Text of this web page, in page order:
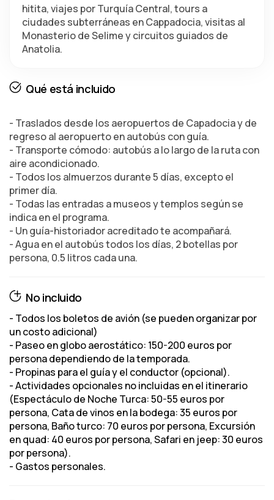
hitita, viajes por Turquía Central, tours a
ciudades subterráneas en Cappadocia, visitas al
Monasterio de Selime y circuitos guiados de
Anatolia.
Qué está incluido
- Traslados desde los aeropuertos de Capadocia y de
regreso al aeropuerto en autobús con guía.
- Transporte cómodo: autobús a lo largo de la ruta con
aire acondicionado.
- Todos los almuerzos durante 5 días, excepto el
primer día.
- Todas las entradas a museos y templos según se
indica en el programa.
- Un guía-historiador acreditado te acompañará.
- Agua en el autobús todos los días, 2 botellas por
persona, 0.5 litros cada una.
No incluido
- Todos los boletos de avión (se pueden organizar por
un costo adicional)
- Paseo en globo aerostático: 150-200 euros por
persona dependiendo de la temporada.
- Propinas para el guía y el conductor (opcional).
- Actividades opcionales no incluidas en el itinerario
(Espectáculo de Noche Turca: 50-55 euros por
persona, Cata de vinos en la bodega: 35 euros por
persona, Baño turco: 70 euros por persona, Excursión
en quad: 40 euros por persona, Safari en jeep: 30 euros
por persona).
- Gastos personales.